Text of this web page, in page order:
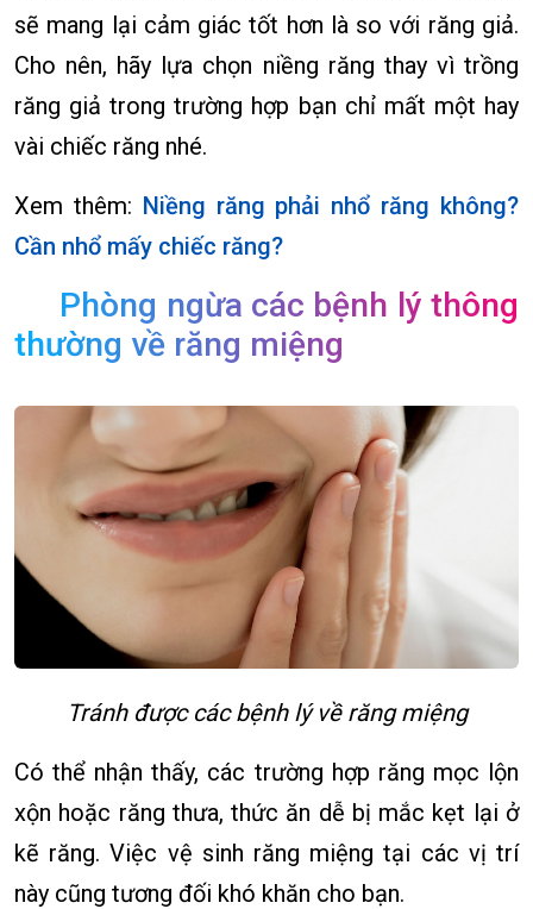
sẽ mang lại cảm giác tốt hơn là so với răng giả.
Cho nên, hãy lựa chọn niềng răng thay vì trồng
răng giả trong trường hợp bạn chỉ mất một hay
vài chiếc răng nhé.
Xem thêm: Niềng răng phải nhổ răng không?
Cần nhổ mấy chiếc răng?
Phòng ngừa các bệnh lý thông
thường về răng miệng
Tránh được các bệnh lý về răng miệng
Có thể nhận thấy, các trường hợp răng mọc lộn
xộn hoặc răng thưa, thức ăn dễ bị mắc kẹt lại ở
kẽ răng. Việc vệ sinh răng miệng tại các vị trí
này cũng tương đối khó khăn cho bạn.